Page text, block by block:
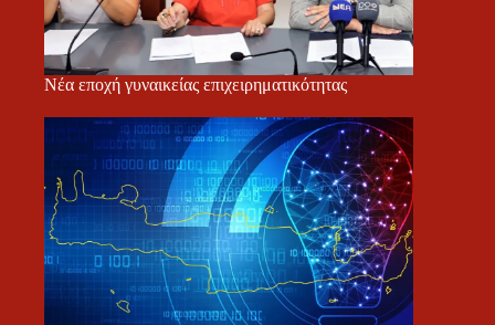
Νέα εποχή γυναικείας επιχειρηματικότητας